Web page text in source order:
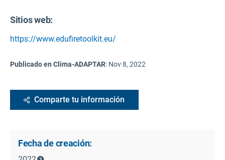
Sitios web:
https://www.edufiretoolkit.eu/
Publicado en Clima-ADAPTAR: Nov 8, 2022
Comparte tu información
Fecha de creación: